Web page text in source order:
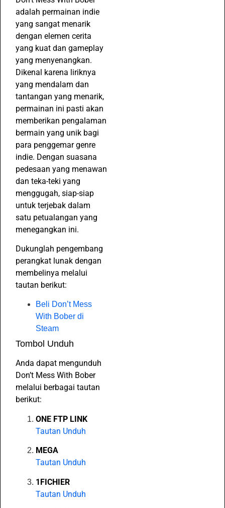
adalah permainan indie
yang sangat menarik
dengan elemen cerita
yang kuat dan gameplay
yang menyenangkan.
Dikenal karena liriknya
yang mendalam dan
tantangan yang menarik,
permainan ini pasti akan
memberikan pengalaman
bermain yang unik bagi
para penggemar genre
indie. Dengan suasana
pedesaan yang menawan
dan teka-teki yang
menggugah, siap-siap
untuk terjebak dalam
satu petualangan yang
menegangkan ini.
Dukunglah pengembang
perangkat lunak dengan
membelinya melalui
tautan berikut:
Beli Don’t Mess
With Bober di
Steam
Tombol Unduh
Anda dapat mengunduh
Don’t Mess With Bober
melalui berbagai tautan
berikut:
ONE FTP LINK
Tautan Unduh
MEGA
Tautan Unduh
1FICHIER
Tautan Unduh